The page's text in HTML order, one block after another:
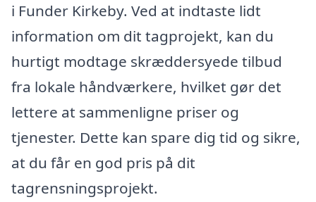
i Funder Kirkeby. Ved at indtaste lidt
information om dit tagprojekt, kan du
hurtigt modtage skræddersyede tilbud
fra lokale håndværkere, hvilket gør det
lettere at sammenligne priser og
tjenester. Dette kan spare dig tid og sikre,
at du får en god pris på dit
tagrensningsprojekt.